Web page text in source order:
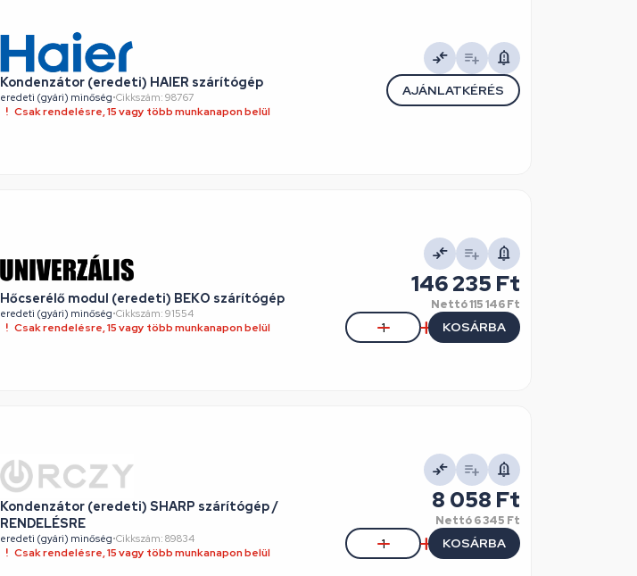
Kondenzátor (eredeti) HAIER szárítógép
eredeti (gyári) minőség•Cikkszám: 98767
Csak rendelésre, 15 vagy több munkanapon belül
AJÁNLATKÉRÉS
Hőcserélő modul (eredeti) BEKO szárítógép
eredeti (gyári) minőség•Cikkszám: 91554
Csak rendelésre, 15 vagy több munkanapon belül
146 235 Ft
Nettó115 146 Ft
KOSÁRBA
Kondenzátor (eredeti) SHARP szárítógép /
RENDELÉSRE
eredeti (gyári) minőség•Cikkszám: 89834
Csak rendelésre, 15 vagy több munkanapon belül
8 058 Ft
Nettó6 345 Ft
KOSÁRBA